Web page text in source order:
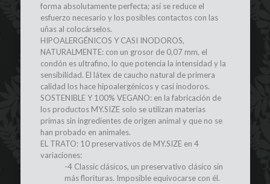
forma absolutamente perfecta; así se reduce el
esfuerzo necesario y los posibles contactos con las
uñas al colocárselos.
HIPOALERGÉNICOS Y CASI INODOROS,
NATURALMENTE: con un grosor de 0,07 mm, el
condón es ultrafino, lo que potencia la intensidad y la
sensibilidad. El látex de caucho natural de primera
calidad los hace hipoalergénicos y casi inodoros.
SOSTENIBLE Y 100% VEGANO: en la fabricación de
los productos MY.SIZE solo se utilizan materias
primas sin ingredientes de origen animal y que no se
han probado en animales.
EL TRATO: 10 preservativos de MY.SIZE en 4
variaciones:
-4 Classic clásicos, un preservativo clásico sin
más florituras. Imposible equivocarse con él.